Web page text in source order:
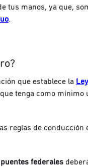
tus manos, ya que,
.
que establece la
tenga como mínimo
reglas de conducción
puentes federales